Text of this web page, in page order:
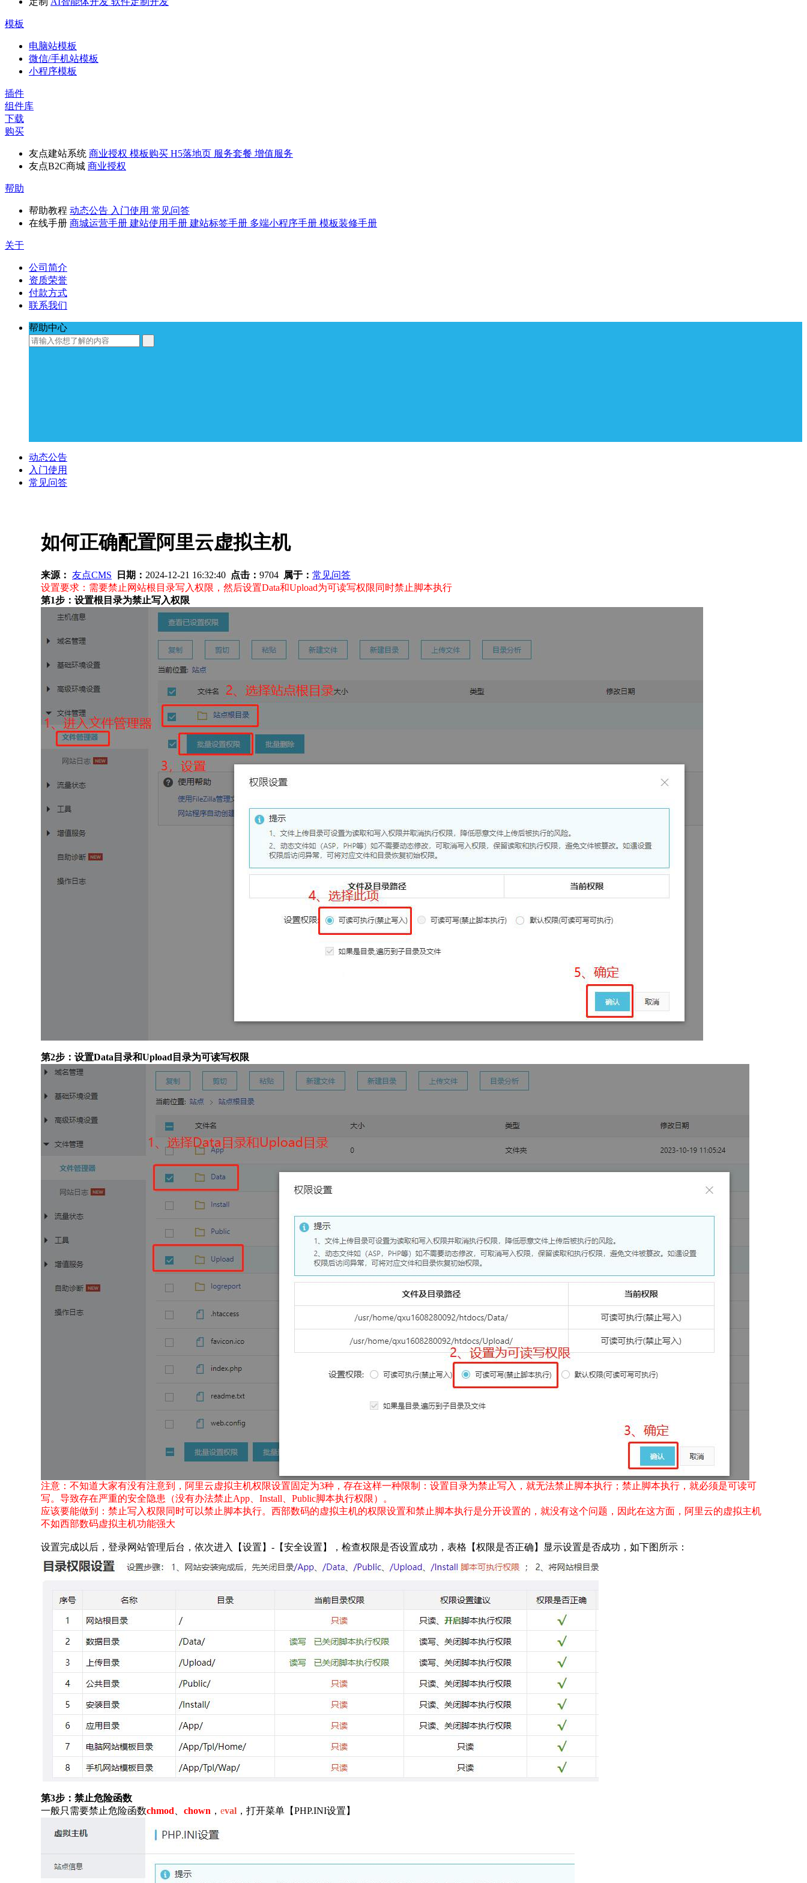
模板
电脑站模板
微信/手机站模板
小程序模板
插件
组件库
下载
购买
友点建站系统 商业授权 模板购买 H5落地页 服务套餐 增值服务
友点B2C商城 商业授权
帮助
帮助教程 动态公告 入门使用 常见问答
在线手册 商城运营手册 建站使用手册 建站标签手册 多端小程序手册 模板装修手册
关于
公司简介
资质荣誉
付款方式
联系我们
帮助中心
动态公告
入门使用
常见问答
如何正确配置阿里云虚拟主机
来源： 友点CMS 日期： 2024-12-21 16:32:40 点击： 9704 属于： 常见问答
设置要求：需要禁止网站根目录写入权限，然后设置Data和Upload为可读写权限同时禁止脚本执行
第1步：设置根目录为禁止写入权限
第2步：设置Data目录和Upload目录为可读写权限
注意：不知道大家有没有注意到，阿里云虚拟主机权限设置固定为3种，存在这样一种限制：设置目录为禁止写入，就无法禁止脚本执行；禁止脚本执行，就必须是可读可
写。导致存在严重的安全隐患（没有办法禁止App、Install、Public脚本执行权限）。
应该要能做到：禁止写入权限同时可以禁止脚本执行。西部数码的虚拟主机的权限设置和禁止脚本执行是分开设置的，就没有这个问题，因此在这方面，阿里云的虚拟主机
不如西部数码虚拟主机功能强大
设置完成以后，登录网站管理后台，依次进入【设置】-【安全设置】，检查权限是否设置成功，表格【权限是否正确】显示设置是否成功，如下图所示：
第3步：禁止危险函数
一般只需要禁止危险函数chmod chown ， eval ，打开菜单【PHP.INI设置】